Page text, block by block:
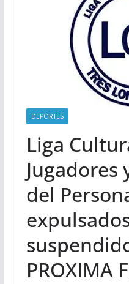
DEPORTES
Liga
del
PROXIMA